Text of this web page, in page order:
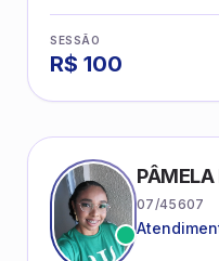
SESSÃO
R$ 100
PÂMELA
07/45607